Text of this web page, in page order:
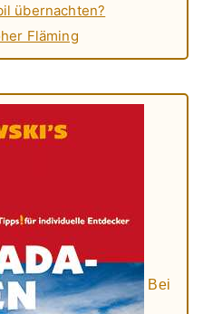
übernachten?
Fläming
Bei